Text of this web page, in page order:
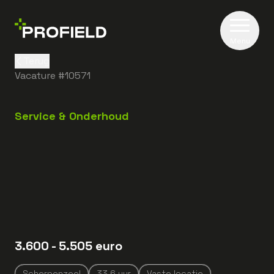
Service & Onderhoud
3.600 - 5.505 euro
Vacature #10571